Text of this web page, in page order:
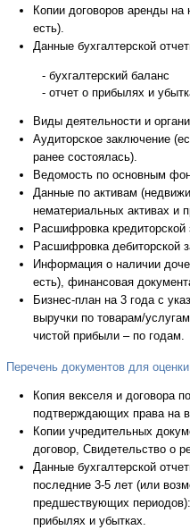
Копии договоров аренды
есть).
Данные бухгалтерской
- бухгалтерский баланс
- отчет о прибылях и
Виды деятельности и
Аудиторское заключение
ранее состоялась).
Ведомость по основным
Данные по активам
нематериальных активах и
Расшифровка кредиторской
Расшифровка дебиторской
Информация о наличии
есть), финансовая
Бизнес-план на 3 года с
выручки по товарам/
чистой прибыли – по годам.
Перечень документов для
Копия векселя и договора
подтверждающих права на
Копии учредительных
договор, Свидетельство о
Данные бухгалтерской
последние 3-5 лет (или
предшествующих
прибылях и убытках.